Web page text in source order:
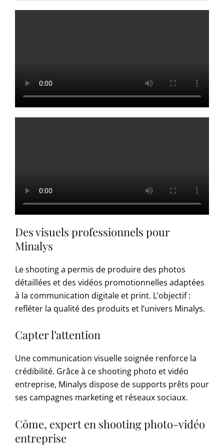
Des visuels professionnels pour
Minalys
Le shooting a permis de produire des photos
détaillées et des vidéos promotionnelles adaptées
à la communication digitale et print. L’objectif :
refléter la qualité des produits et l’univers Minalys.
Capter l’attention
Une communication visuelle soignée renforce la
crédibilité. Grâce à ce shooting photo et vidéo
entreprise, Minalys dispose de supports prêts pour
ses campagnes marketing et réseaux sociaux.
Côme, expert en shooting photo-vidéo
entreprise